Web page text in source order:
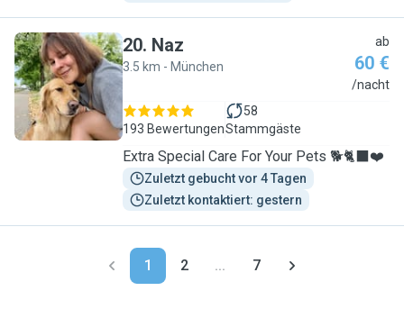
N
20. Naz
3.5 km - München
ab
60 €
/nacht
193 Bewertungen
58
Stammgäste
Extra Special Care For Your Pets 🐕🐈‍⬛❤️
Zuletzt gebucht vor 4 Tagen
Zuletzt kontaktiert: gestern
1 2 ... 7